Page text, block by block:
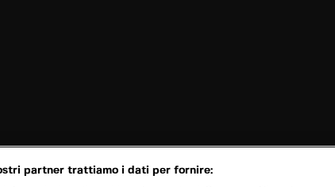
partner trattiamo i dati per fornire: